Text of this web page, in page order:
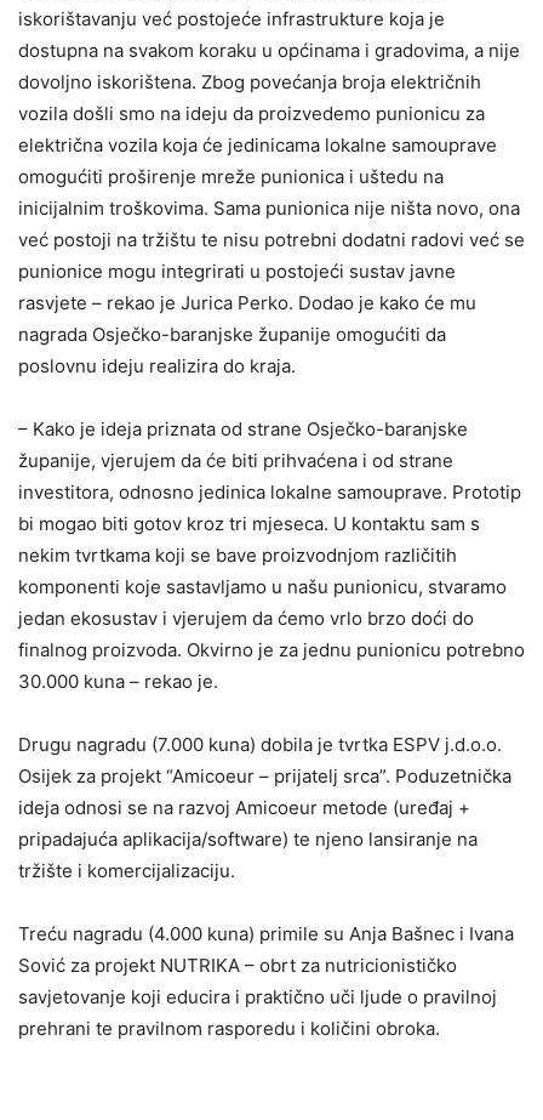
iskorištavanju već postojeće infrastrukture koja je
dostupna na svakom koraku u općinama i gradovima, a nije
dovoljno iskorištena. Zbog povećanja broja električnih
vozila došli smo na ideju da proizvedemo punionicu za
električna vozila koja će jedinicama lokalne samouprave
omogućiti proširenje mreže punionica i uštedu na
inicijalnim troškovima. Sama punionica nije ništa novo, ona
već postoji na tržištu te nisu potrebni dodatni radovi već se
punionice mogu integrirati u postojeći sustav javne
rasvjete – rekao je Jurica Perko. Dodao je kako će mu
nagrada Osječko-baranjske županije omogućiti da
poslovnu ideju realizira do kraja.
– Kako je ideja priznata od strane Osječko-baranjske
županije, vjerujem da će biti prihvaćena i od strane
investitora, odnosno jedinica lokalne samouprave. Prototip
bi mogao biti gotov kroz tri mjeseca. U kontaktu sam s
nekim tvrtkama koji se bave proizvodnjom različitih
komponenti koje sastavljamo u našu punionicu, stvaramo
jedan ekosustav i vjerujem da ćemo vrlo brzo doći do
finalnog proizvoda. Okvirno je za jednu punionicu potrebno
30.000 kuna – rekao je.
Drugu nagradu (7.000 kuna) dobila je tvrtka ESPV j.d.o.o.
Osijek za projekt “Amicoeur – prijatelj srca”. Poduzetnička
ideja odnosi se na razvoj Amicoeur metode (uređaj +
pripadajuća aplikacija/software) te njeno lansiranje na
tržište i komercijalizaciju.
Treću nagradu (4.000 kuna) primile su Anja Bašnec i Ivana
Sović za projekt NUTRIKA – obrt za nutricionističko
savjetovanje koji educira i praktično uči ljude o pravilnoj
prehrani te pravilnom rasporedu i količini obroka.